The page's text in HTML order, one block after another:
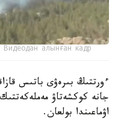
Видеодан алынған кадр
ءورتتىڭ بىرەۋى باتىس
جانە كوكشەتاۋ
اۋماعىندا بولعان.